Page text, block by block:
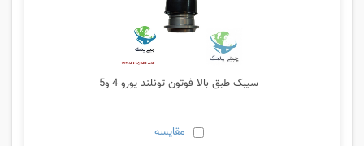
سیبک طبق بالا فوتون تونلند یورو 4 و5
مقایسه